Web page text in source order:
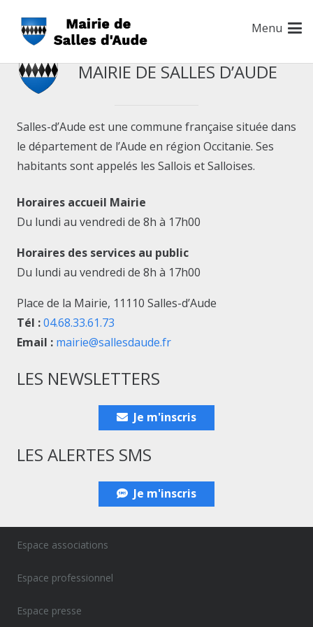
Menu
MAIRIE DE SALLES D’AUDE
Salles-d’Aude est une commune française située dans
le département de l’Aude en région Occitanie. Ses
habitants sont appelés les Sallois et Salloises.
Horaires accueil Mairie
Du lundi au vendredi de 8h à 17h00
Horaires des services au public
Du lundi au vendredi de 8h à 17h00
Place de la Mairie, 11110 Salles-d’Aude
Tél :04.68.33.61.73
Email : mairie@sallesdaude.fr
LES NEWSLETTERS
Je m'inscris
LES ALERTES SMS
Je m'inscris
Espace associations
Espace professionnel
Espace presse